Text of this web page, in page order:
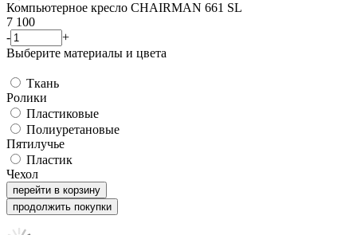
Компьютерное кресло CHAIRMAN 661 SL
7 100
-
+
Выберите материалы и цвета
Ткань
Ролики
Пластиковые
Полиуретановые
Пятилучье
Пластик
Чехол
перейти в корзину
продолжить покупки